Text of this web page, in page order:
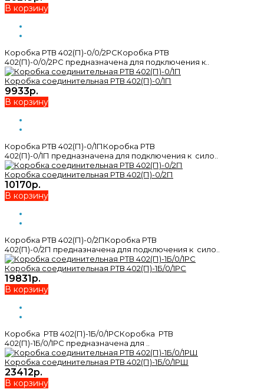
В корзину
Коробка РТВ 402(П)-0/0/2РСКоробка РТВ
402(П)-0/0/2РС предназначена для подключения к..
Коробка соединительная РТВ 402(П)-0/1П
9933р.
В корзину
Коробка РТВ 402(П)-0/1ПКоробка РТВ
402(П)-0/1П предназначена для подключения к сило..
Коробка соединительная РТВ 402(П)-0/2П
10170р.
В корзину
Коробка РТВ 402(П)-0/2ПКоробка РТВ
402(П)-0/2П предназначена для подключения к сило..
Коробка соединительная РТВ 402(П)-1Б/0/1РС
19831р.
В корзину
Коробка РТВ 402(П)-1Б/0/1РСКоробка РТВ
402(П)-1Б/0/1РС предназначена для ..
Коробка соединительная РТВ 402(П)-1Б/0/1РШ
23412р.
В корзину